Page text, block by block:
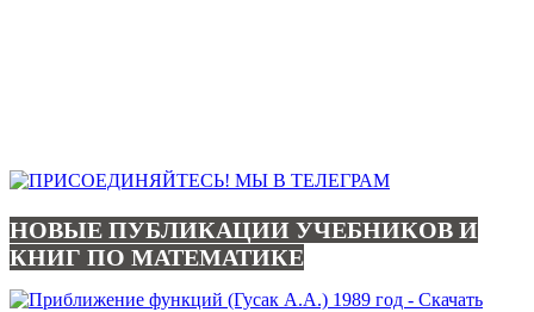
НОВЫЕ ПУБЛИКАЦИИ УЧЕБНИКОВ И
КНИГ ПО МАТЕМАТИКЕ